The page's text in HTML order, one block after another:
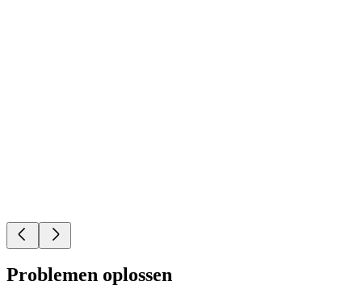
Problemen oplossen